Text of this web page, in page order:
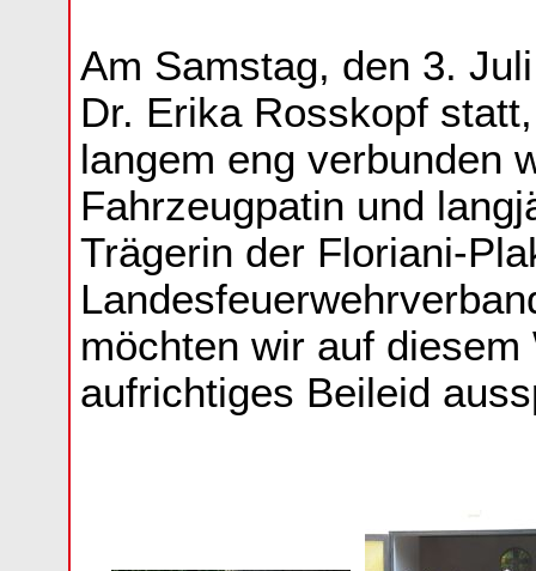
Am Samstag, den 3.
Dr. Erika Rosskopf
langem eng verbunden
Fahrzeugpatin und
Trägerin der Floriani-
möchten wir auf
aufrichtiges Beileid